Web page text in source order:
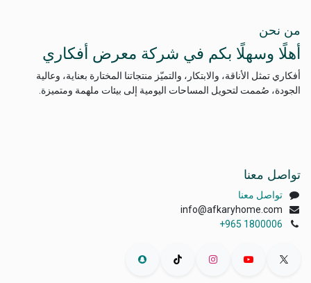
من نحن
أهلًا وسهلًا بكم في شركة معرض أفكاري
أفكاري تمثل الأناقة، والابتكار، والتميّز منتجاتنا المختارة بعناية، وعالية
الجودة، صُممت لتحويل المساحات اليومية إلى بيئات ملهمة ومتميزة.
تواصل معنا
تواصل معنا
info@afkaryhome.com
+965 1800006